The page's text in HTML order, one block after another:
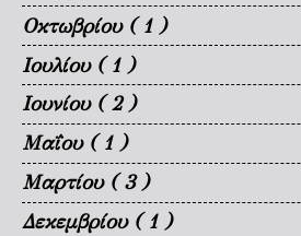
Οκτωβρίου ( 1 )
Ιουλίου ( 1 )
Ιουνίου ( 2 )
Μαΐου ( 1 )
Μαρτίου ( 3 )
Δεκεμβρίου ( 1 )